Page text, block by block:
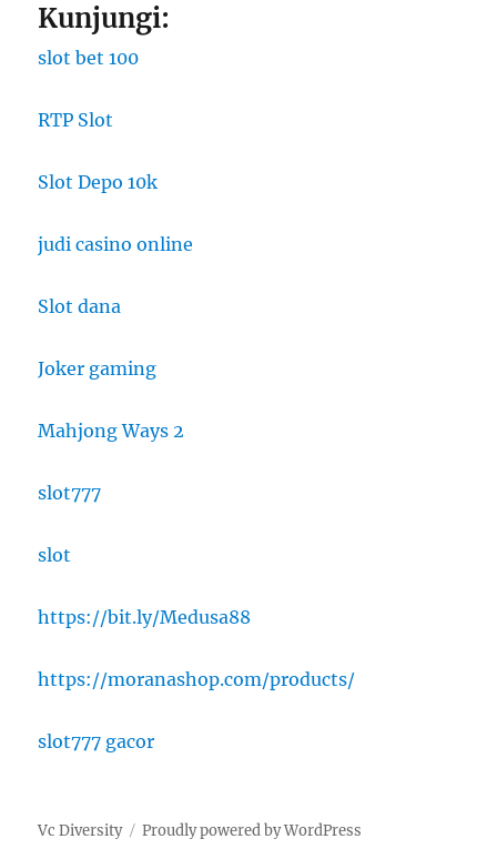
Kunjungi:
slot bet 100
RTP Slot
Slot Depo 10k
judi casino online
Slot dana
Joker gaming
Mahjong Ways 2
slot777
slot
https://bit.ly/Medusa88
https://moranashop.com/products/
slot777 gacor
Vc Diversity Proudly powered by WordPress